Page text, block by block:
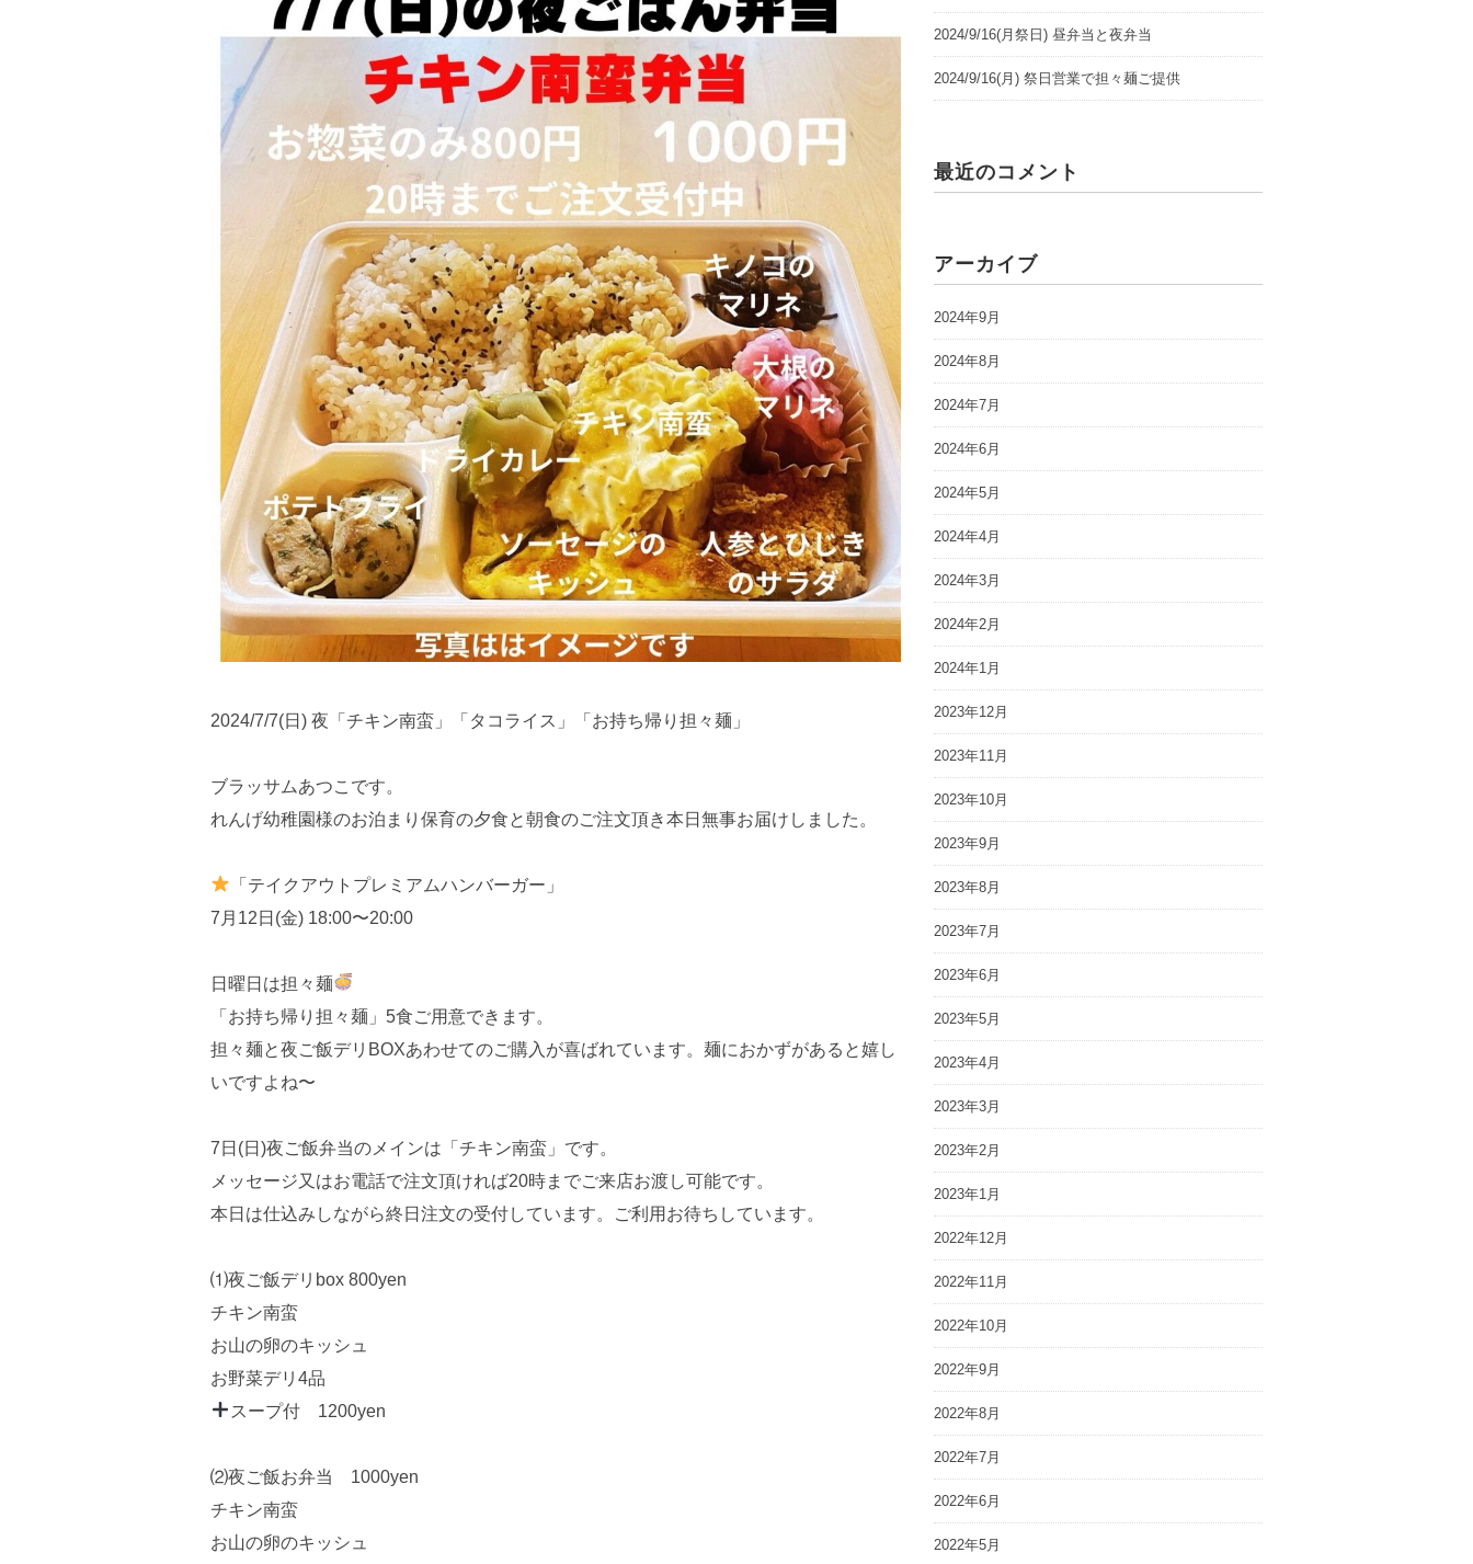
2024/7/7(日) 夜「チキン南蛮」「タコライス」「お持ち帰り担々麺」
ブラッサムあつこです。
れんげ幼稚園様のお泊まり保育の夕食と朝食のご注文頂き本日無事お届けしました。
「テイクアウトプレミアムハンバーガー」
⁡7月12日(金) 18:00〜20:00
日曜日は担々麺
「お持ち帰り担々麺」5食ご用意できます。
担々麺と夜ご飯デリBOXあわせてのご購入が喜ばれています。麺におかずがあると嬉し
いですよね〜
7日(日)夜ご飯弁当のメインは「チキン南蛮」です。
メッセージ又はお電話で注文頂ければ20時までご来店お渡し可能です。
本日は仕込みしながら終日注文の受付しています。ご利用お待ちしています。
⑴夜ご飯デリbox 800yen
チキン南蛮
お山の卵のキッシュ
お野菜デリ4品
スープ付 1200yen
⑵夜ご飯お弁当 1000yen
チキン南蛮
お山の卵のキッシュ
2024/9/16(月祭日) 昼弁当と夜弁当
2024/9/16(月) 祭日営業で担々麺ご提供
最近のコメント
アーカイブ
2024年9月
2024年8月
2024年7月
2024年6月
2024年5月
2024年4月
2024年3月
2024年2月
2024年1月
2023年12月
2023年11月
2023年10月
2023年9月
2023年8月
2023年7月
2023年6月
2023年5月
2023年4月
2023年3月
2023年2月
2023年1月
2022年12月
2022年11月
2022年10月
2022年9月
2022年8月
2022年7月
2022年6月
2022年5月